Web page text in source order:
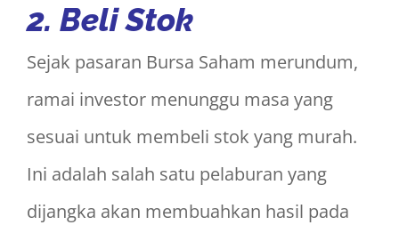
2. Beli Stok
Sejak pasaran Bursa Saham merundum,
ramai investor menunggu masa yang
sesuai untuk membeli stok yang murah.
Ini adalah salah satu pelaburan yang
dijangka akan membuahkan hasil pada